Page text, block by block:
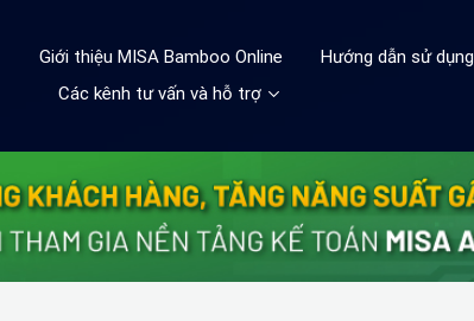
Giới thiệu MISA Bamboo Online Hướng dẫn sử dụng
Các kênh tư vấn và hỗ trợ